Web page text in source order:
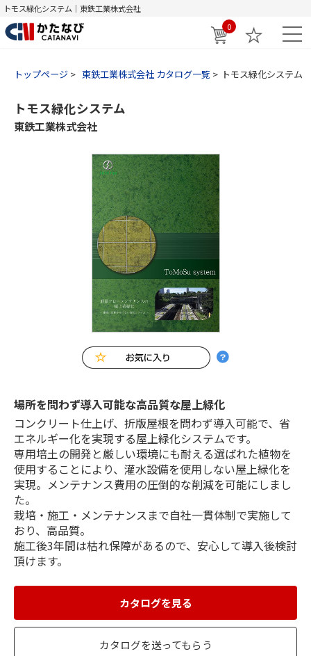
トモス緑化システム｜東鉄工業株式会社
0
トップページ 東鉄工業株式会社 カタログ一覧 トモス緑化システム
トモス緑化システム
東鉄工業株式会社
場所を問わず導入可能な高品質な屋上緑化
コンクリート仕上げ、折版屋根を問わず導入可能で、省
エネルギー化を実現する屋上緑化システムです。
専用培土の開発と厳しい環境にも耐える選ばれた植物を
使用することにより、灌水設備を使用しない屋上緑化を
実現。メンテナンス費用の圧倒的な削減を可能にしまし
た。
栽培・施工・メンテナンスまで自社一貫体制で実施して
おり、高品質。
施工後3年間は枯れ保障があるので、安心して導入後検討
頂けます。
カタログを見る
カタログを送ってもらう